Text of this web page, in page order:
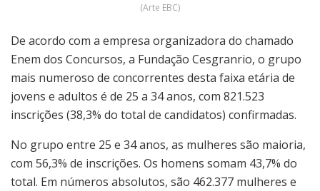
(Arte EBC)
De acordo com a empresa organizadora do chamado
Enem dos Concursos, a Fundação Cesgranrio, o grupo
mais numeroso de concorrentes desta faixa etária de
jovens e adultos é de 25 a 34 anos, com 821.523
inscrições (38,3% do total de candidatos) confirmadas.
No grupo entre 25 e 34 anos, as mulheres são maioria,
com 56,3% de inscrições. Os homens somam 43,7% do
total. Em números absolutos, são 462.377 mulheres e